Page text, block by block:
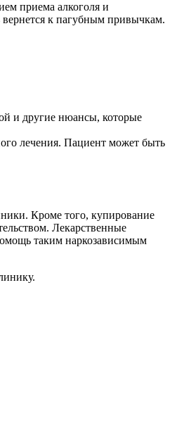
приема алкоголя и
вернется к пагубным привычкам.
и другие нюансы, которые
лечения. Пациент может быть
Кроме того, купирование
Лекарственные
таким наркозависимым